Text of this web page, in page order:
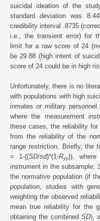
suicidal ideation of the
standard deviation was
credibility interval .8735
i.e., the transient error) for
limit for a raw score of 24
be 29.88 (high intent of
score of 24 could be in high
Unfortunately, there is no
with populations with high
inmates or military
where the measurement
these cases, the reliability
from the reliability of the
range restriction. Briefly, the
= 1-((SD/sd)*(1-Ryy)),
instrument in the subsample;
the normative population (if
population, studies with
weighting the observed
mean true reliability for the
obtaining the combined SD),